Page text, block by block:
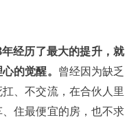
经历了最大的提升，就
的觉醒。 曾经因为缺乏
、不交流，在合伙人里
住最便宜的房，也不求